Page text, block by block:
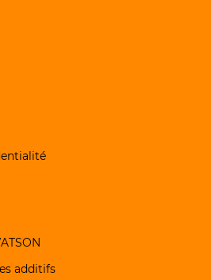
additifs